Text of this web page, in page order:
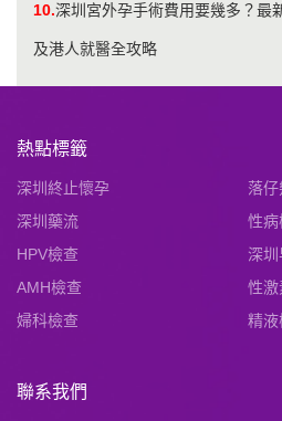
10.深圳宮外孕手術費用要幾多？最
及港人就醫全攻略
熱點標籤
深圳終止懷孕
落
深圳藥流
性病
HPV檢查
深
AMH檢查
性激
婦科檢查
精液
聯系我們